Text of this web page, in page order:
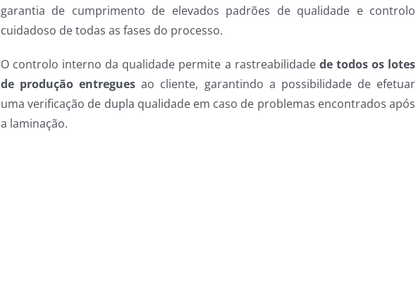
garantia de cumprimento de elevados padrões de qualidade e controlo
cuidadoso de todas as fases do processo.
O controlo interno da qualidade permite a rastreabilidade de todos os lotes
de produção entregues ao cliente, garantindo a possibilidade de efetuar
uma verificação de dupla qualidade em caso de problemas encontrados após
a laminação.